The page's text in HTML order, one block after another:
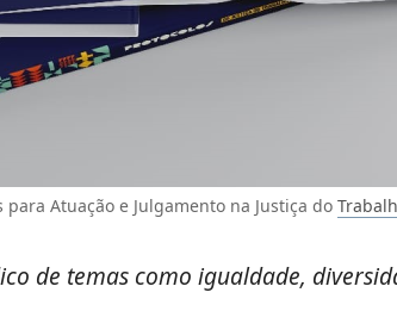
para Atuação e Julgamento na Justiça do
de temas como igualdade,